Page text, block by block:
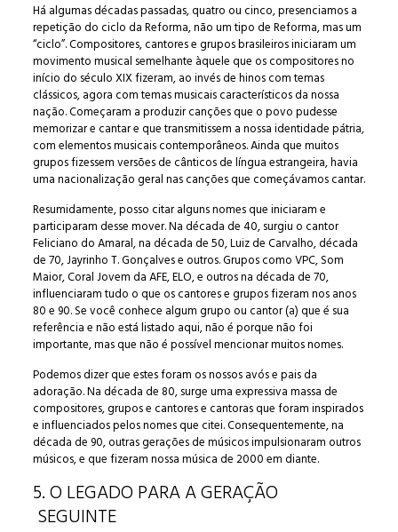
Há algumas décadas passadas, quatro ou cinco, presenciamos a
repetição do ciclo da Reforma, não um tipo de Reforma, mas um
“ciclo”. Compositores, cantores e grupos brasileiros iniciaram um
movimento musical semelhante àquele que os compositores no
início do século XIX fizeram, ao invés de hinos com temas
clássicos, agora com temas musicais característicos da nossa
nação. Começaram a produzir canções que o povo pudesse
memorizar e cantar e que transmitissem a nossa identidade pátria,
com elementos musicais contemporâneos. Ainda que muitos
grupos fizessem versões de cânticos de língua estrangeira, havia
uma nacionalização geral nas canções que começávamos cantar.
Resumidamente, posso citar alguns nomes que iniciaram e
participaram desse mover. Na década de 40, surgiu o cantor
Feliciano do Amaral, na década de 50, Luiz de Carvalho, década
de 70, Jayrinho T. Gonçalves e outros. Grupos como VPC, Som
Maior, Coral Jovem da AFE, ELO, e outros na década de 70,
influenciaram tudo o que os cantores e grupos fizeram nos anos
80 e 90. Se você conhece algum grupo ou cantor (a) que é sua
referência e não está listado aqui, não é porque não foi
importante, mas que não é possível mencionar muitos nomes.
Podemos dizer que estes foram os nossos avós e pais da
adoração. Na década de 80, surge uma expressiva massa de
compositores, grupos e cantores e cantoras que foram inspirados
e influenciados pelos nomes que citei. Consequentemente, na
década de 90, outras gerações de músicos impulsionaram outros
músicos, e que fizeram nossa música de 2000 em diante.
5. O LEGADO PARA A GERAÇÃO
SEGUINTE